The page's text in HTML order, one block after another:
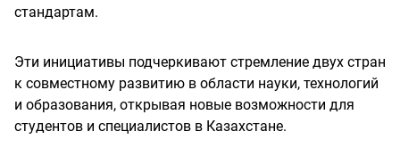
стандартам.
Эти инициативы подчеркивают стремление двух стран
к совместному развитию в области науки, технологий
и образования, открывая новые возможности для
студентов и специалистов в Казахстане.